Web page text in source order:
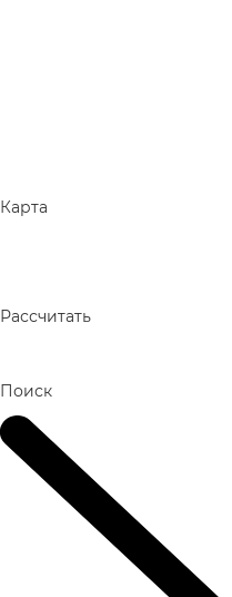
Карта
Рассчитать
Поиск